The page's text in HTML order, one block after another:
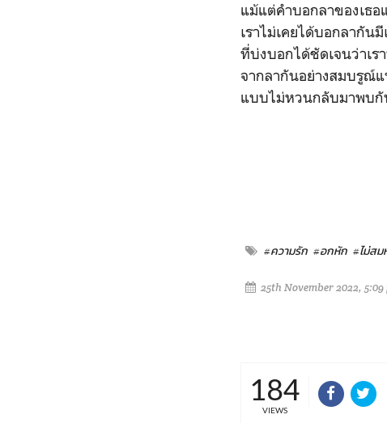
แม้แต่คำบอกลาของเธอ
เราไม่เคยได้บอกลากัน
ที่บ่งบอกได้ชัดเจนว่าเร
จากลากันอย่างสมบรูณ์
แบบไม่หวนกลับมาพบ
#ความรัก #อกหัก #ไม่สม
25th November 2022, 5:09
184
VIEWS